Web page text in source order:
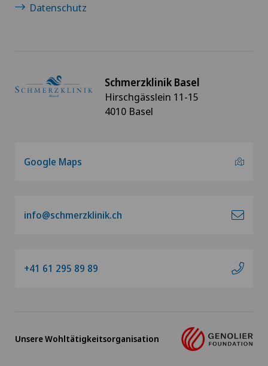
Datenschutz
Schmerzklinik Basel
Hirschgässlein 11-15
4010 Basel
Google Maps
info@schmerzklinik.ch
+41 61 295 89 89
Unsere Wohltätigkeitsorganisation